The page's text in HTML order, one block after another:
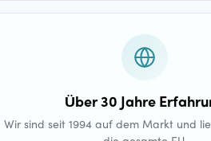
Über 30 Jahre
Wir sind seit 1994 auf dem Markt und